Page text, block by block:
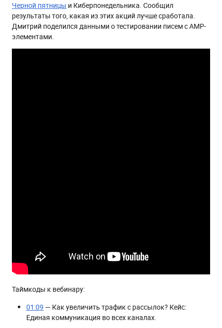
Черной пятницы и Киберпонедельника. Сообщил
результаты того, какая из этих акций лучше сработала.
Дмитрий поделился данными о тестировании писем с АМР-
элементами.
Таймкоды к вебинару:
01:09 — Как увеличить трафик с рассылок? Кейс:
Единая коммуникация во всех каналах.